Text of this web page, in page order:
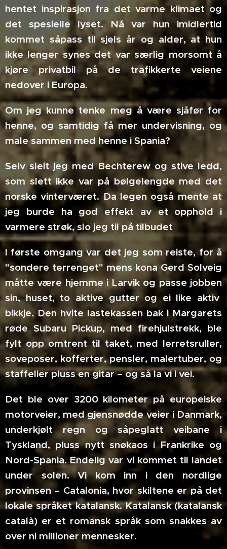
hentet inspirasjon fra det varme klimaet og
det spesielle lyset. Nå var hun imidlertid
kommet såpass til sjels år og alder, at hun
ikke lenger synes det var særlig morsomt å
kjøre privatbil på de trafikkerte veiene
nedover i Europa.
Om jeg kunne tenke meg å være sjåfør for
henne, og samtidig få mer undervisning, og
male sammen med henne i Spania?
Selv sleit jeg med Bechterew og stive ledd,
som slett ikke var på bølgelengde med det
norske vinterværet. Da legen også mente at
jeg burde ha god effekt av et opphold i
varmere strøk, slo jeg til på tilbudet
I første omgang var det jeg som reiste, for å
"sondere terrenget" mens kona Gerd Solveig
måtte være hjemme i Larvik og passe jobben
sin, huset, to aktive gutter og ei like aktiv
bikkje. Den hvite lastekassen bak i Margarets
røde Subaru Pickup, med firehjulstrekk, ble
fylt opp omtrent til taket, med lerretsruller,
soveposer, kofferter, pensler, malertuber, og
staffelier pluss en gitar – og så la vi i vei.
Det ble over 3200 kilometer på europeiske
motorveier, med gjensnødde veier i Danmark,
underkjølt regn og såpeglatt veibane i
Tyskland, pluss nytt snøkaos i Frankrike og
Nord-Spania. Endelig var vi kommet til landet
under solen. Vi kom inn i den nordlige
provinsen – Catalonia, hvor skiltene er på det
lokale språket katalansk. Katalansk (katalansk
català) er et romansk språk som snakkes av
over ni millioner mennesker.